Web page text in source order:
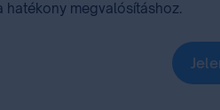
hatékony megvalósításhoz.